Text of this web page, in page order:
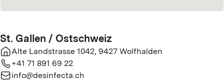
St. Gallen / Ostschweiz
Alte Landstrasse 1042, 9427 Wolfhalden
+41 71 891 69 22
info@desinfecta.ch